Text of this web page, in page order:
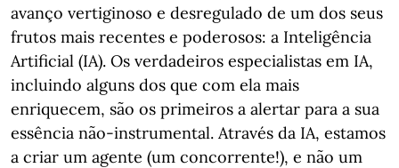
avanço vertiginoso e desregulado de um dos seus
frutos mais recentes e poderosos: a Inteligência
Artificial (IA). Os verdadeiros especialistas em IA,
incluindo alguns dos que com ela mais
enriquecem, são os primeiros a alertar para a sua
essência não-instrumental. Através da IA, estamos
a criar um agente (um concorrente!), e não um